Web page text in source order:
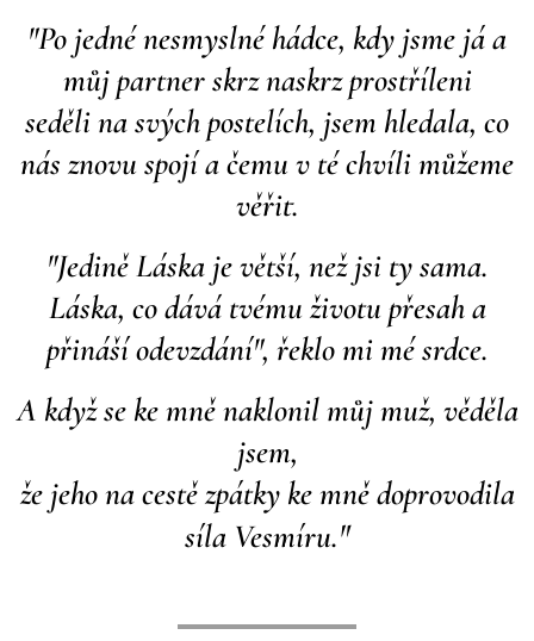
"Po jedné nesmyslné hádce, kdy jsme já a
můj partner skrz naskrz prostříleni
seděli na svých postelích, jsem hledala, co
nás znovu spojí a čemu v té chvíli můžeme
věřit.
"Jedině Láska je větší, než jsi ty sama.
Láska, co dává tvému životu přesah a
přináší odevzdání", řeklo mi mé srdce.
A když se ke mně naklonil můj muž, věděla
jsem,
že jeho na cestě zpátky ke mně doprovodila
síla Vesmíru."